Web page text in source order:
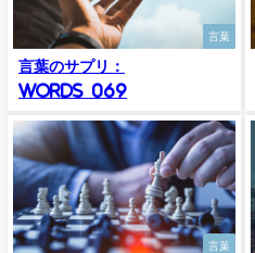
言葉
言葉のサプリ：
Words_069
言葉